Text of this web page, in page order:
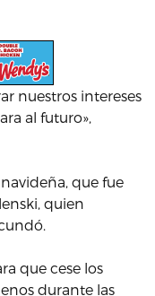
nuestros intereses
al futuro»,
que fue
quien
que cese los
durante las